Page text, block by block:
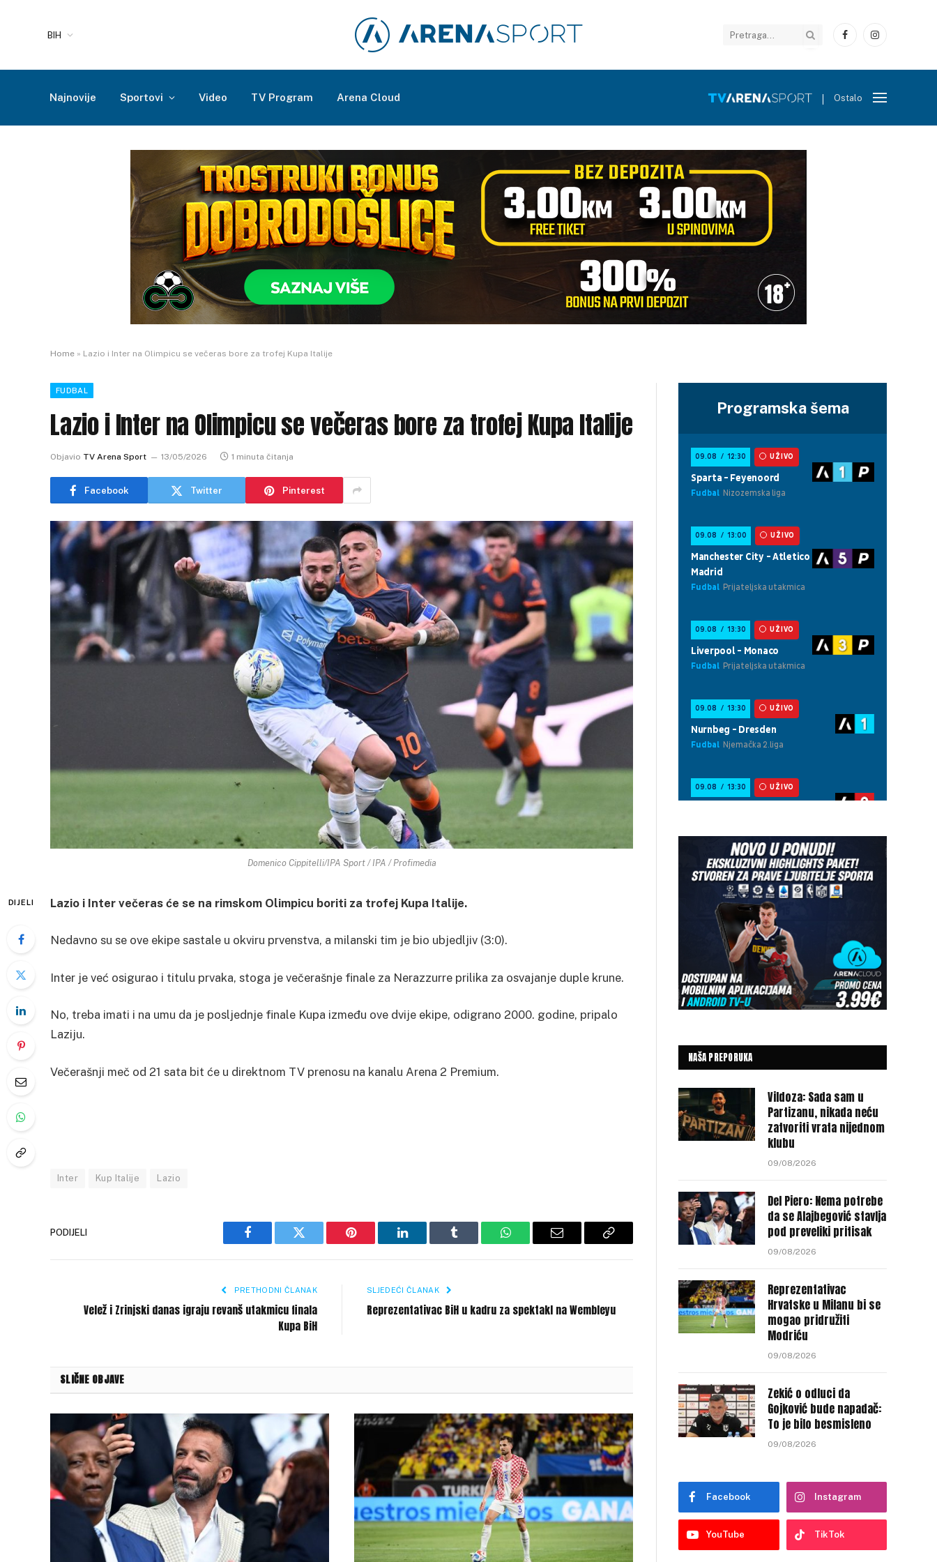
BIH
FacebookInstagram
Najnovije Sportovi Video TV Program Arena Cloud Ostalo
Home » Lazio i Inter na Olimpicu se večeras bore za trofej Kupa Italije
FUDBAL
Lazio i Inter na Olimpicu se večeras bore za trofej Kupa Italije
Objavio TV Arena Sport 13/05/2026 1 minuta čitanja
Facebook Twitter Pinterest
Domenico Cippitelli/IPA Sport / IPA / Profimedia
DIJELI Lazio i Inter večeras će se na rimskom Olimpicu boriti za trofej Kupa Italije.
Nedavno su se ove ekipe sastale u okviru prvenstva, a milanski tim je bio ubjedljiv (3:0).
Inter je već osigurao i titulu prvaka, stoga je večerašnje finale za Nerazzurre prilika za osvajanje duple krune.
No, treba imati i na umu da je posljednje finale Kupa između ove dvije ekipe, odigrano 2000. godine, pripalo
Laziju.
Večerašnji meč od 21 sata bit će u direktnom TV prenosu na kanalu Arena 2 Premium.
Inter Kup Italije Lazio
PODIJELI
Facebook Twitter Pinterest LinkedIn Tumblr WhatsAppEmail
Copy
PRETHODNI ČLANAK
Velež i Zrinjski danas igraju revanš utakmicu finala
Kupa BiH
SLJEDEĆI ČLANAK
Reprezentativac BiH u kadru za spektakl na Wembleyu
SLIČNE OBJAVE
Programska šema
NAŠA PREPORUKA
Vildoza: Sada sam u
Partizanu, nikada neću
zatvoriti vrata nijednom
klubu
09/08/2026
Del Piero: Nema potrebe
da se Alajbegović stavlja
pod preveliki pritisak
09/08/2026
Reprezentativac
Hrvatske u Milanu bi se
mogao pridružiti
Modriću
09/08/2026
Zekić o odluci da
Gojković bude napadač:
To je bilo besmisleno
09/08/2026
Facebook Instagram
YouTube TikTok